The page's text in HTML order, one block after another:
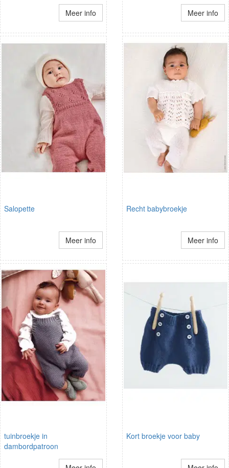
Meer info Meer info
Salopette
Meer info
Recht babybroekje
Meer info
tuinbroekje in
dambordpatroon
Kort broekje voor baby